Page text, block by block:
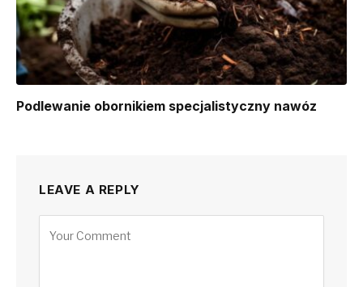
Podlewanie obornikiem specjalistyczny nawóz
LEAVE A REPLY